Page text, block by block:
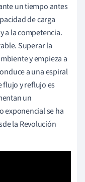
un tiempo antes
de carga
a la competencia.
Superar la
y empieza a
a una espiral
flujo y reflujo es
un
exponencial se ha
la Revolución